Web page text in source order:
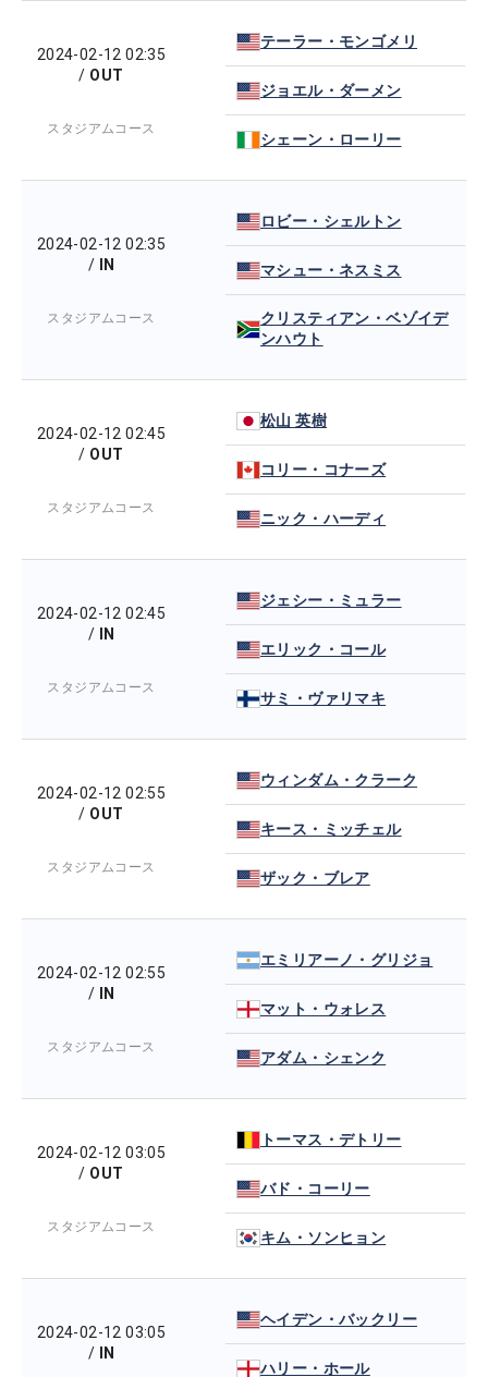
2024-02-12 02:35
/ OUT
スタジアムコース
テーラー・モンゴメリ
ジョエル・ダーメン
シェーン・ローリー
2024-02-12 02:35
/
IN
スタジアムコース
ロビー・シェルトン
マシュー・ネスミス
クリスティアン・ベゾイデ
ンハウト
2024-02-12 02:45
/ OUT
スタジアムコース
松山 英樹
コリー・コナーズ
ニック・ハーディ
2024-02-12 02:45
/
IN
スタジアムコース
ジェシー・ミュラー
エリック・コール
サミ・ヴァリマキ
2024-02-12 02:55
/ OUT
スタジアムコース
ウィンダム・クラーク
キース・ミッチェル
ザック・ブレア
2024-02-12 02:55
/
IN
スタジアムコース
エミリアーノ・グリジョ
マット・ウォレス
アダム・シェンク
2024-02-12 03:05
/ OUT
スタジアムコース
トーマス・デトリー
バド・コーリー
キム・ソンヒョン
2024-02-12 03:05
/
IN
ヘイデン・バックリー
ハリー・ホール